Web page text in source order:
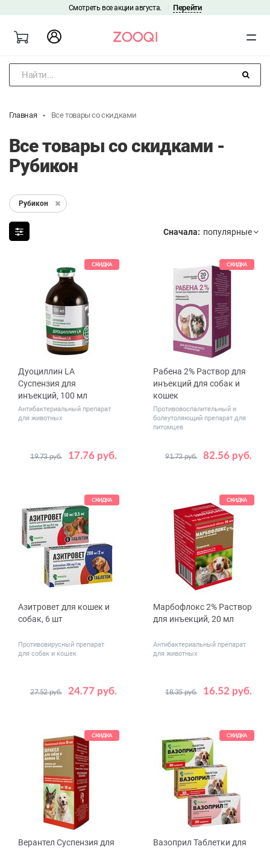
Смотреть все акции августа. Перейти
Найти...
Главная Все товары со скидками
Все товары со скидками -
Рубикон
Рубикон
Сначала:
СКИДКА
Дуоциллин LA
Суспензия для
инъекций, 100 мл
Антибактериальный препарат
для животных
17.76 руб.
19.73 руб.
СКИДКА
Рабена 2% Раствор для
инъекций для собак и
кошек
Противовоспалительный и
болеутоляющий препарат для
питомцев
82.56 руб.
91.73 руб.
Объем,
20
СКИДКА
Азитровет для кошек и
собак, 6 шт
Противовирусный препарат
для собак и кошек
24.77 руб.
27.52 руб.
Дозировка,
50 200
СКИДКА
Марбофлокс 2% Раствор
для инъекций, 20 мл
Антибактериальный препарат
для животных
16.52 руб.
18.35 руб.
СКИДКА
Верантел Суспензия для
СКИДКА
Вазоприл Таблетки для